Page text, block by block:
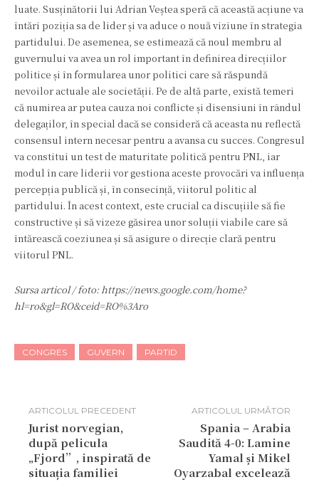
luate. Susținătorii lui Adrian Veștea speră că această acțiune va
întări poziția sa de lider și va aduce o nouă viziune în strategia
partidului. De asemenea, se estimează că noul membru al
guvernului va avea un rol important în definirea direcțiilor
politice și în formularea unor politici care să răspundă
nevoilor actuale ale societății. Pe de altă parte, există temeri
că numirea ar putea cauza noi conflicte și disensiuni în rândul
delegaților, în special dacă se consideră că aceasta nu reflectă
consensul intern necesar pentru a avansa cu succes. Congresul
va constitui un test de maturitate politică pentru PNL, iar
modul în care liderii vor gestiona aceste provocări va influența
percepția publică și, în consecință, viitorul politic al
partidului. În acest context, este crucial ca discuțiile să fie
constructive și să vizeze găsirea unor soluții viabile care să
întărească coeziunea și să asigure o direcție clară pentru
viitorul PNL.
Sursa articol / foto: https://news.google.com/home?
hl=ro&gl=RO&ceid=RO%3Aro
CONGRES GUVERN PARTID
ARTICOLUL PRECEDENT
Jurist norvegian,
după pelicula
„Fjord”, inspirată de
situația familiei
ARTICOLUL URMĂTOR
Spania – Arabia
Saudită 4-0: Lamine
Yamal și Mikel
Oyarzabal excelează